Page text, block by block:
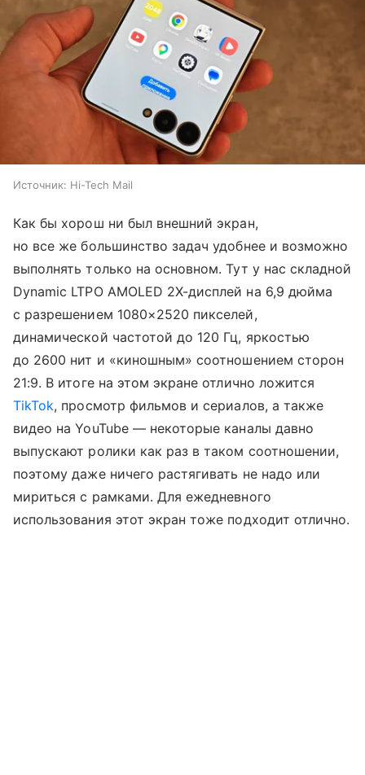
Источник: Hi-Tech Mail
Как бы хорош ни был внешний экран,
но все же большинство задач удобнее и возможно
выполнять только на основном. Тут у нас складной
Dynamic LTPO AMOLED 2X-дисплей на 6,9 дюйма
с разрешением 1080×2520 пикселей,
динамической частотой до 120 Гц, яркостью
до 2600 нит и «киношным» соотношением сторон
21:9. В итоге на этом экране отлично ложится
TikTok, просмотр фильмов и сериалов, а также
видео на YouTube — некоторые каналы давно
выпускают ролики как раз в таком соотношении,
поэтому даже ничего растягивать не надо или
мириться с рамками. Для ежедневного
использования этот экран тоже подходит отлично.